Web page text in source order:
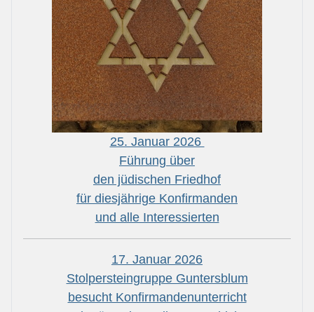
25. Januar 2026
Führung über
den jüdischen Friedhof
für diesjährige Konfirmanden
und alle Interessierten
17. Januar 2026
Stolpersteingruppe Guntersblum
besucht Konfirmandenunterricht